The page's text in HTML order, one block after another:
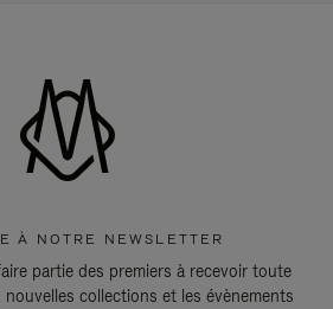
À NOTRE NEWSLETTER
partie des premiers à recevoir toute
collections et les évènements